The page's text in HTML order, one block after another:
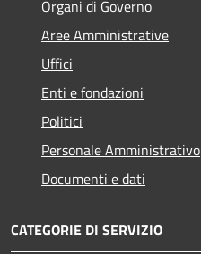
Organi di Governo
Aree Amministrative
Uffici
Enti e fondazioni
Politici
Personale Amministrativo
Documenti e dati
CATEGORIE DI SERVIZIO